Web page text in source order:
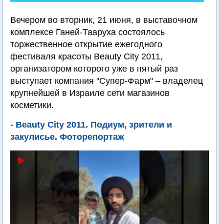
Вечером во вторник, 21 июня, в выставочном
комплексе Ганей-Тааруха состоялось
торжественное открытие ежегодного
фестиваля красоты Beauty City 2011,
организатором которого уже в пятый раз
выступает компания "Супер-Фарм" – владелец
крупнейшей в Израиле сети магазинов
косметики.
- Beauty City 2011. Подиум, зрители и
закулисье. Фоторепортаж